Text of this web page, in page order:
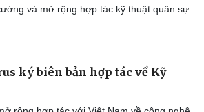
Tin Công nghệ
và mở rộng hợp tác kỹ thuật quân sự
ký biên bản hợp tác về Kỹ